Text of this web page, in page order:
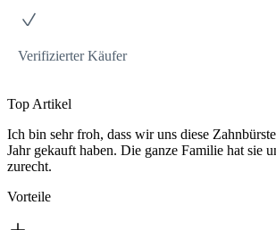
Verifizierter Käufer
Top Artikel
Ich bin sehr froh, dass wir uns diese
Jahr gekauft haben. Die ganze Familie hat sie
zurecht.
Vorteile